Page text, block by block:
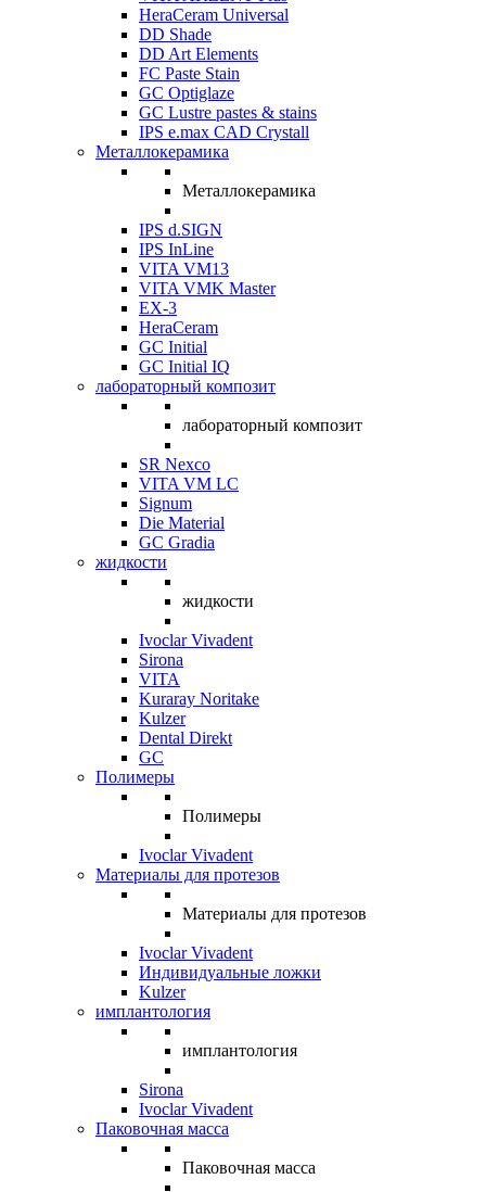
HeraCeram Universal
DD Shade
DD Art Elements
FC Paste Stain
GC Optiglaze
GC Lustre pastes & stains
IPS e.max CAD Crystall
Металлокерамика
Металлокерамика
IPS d.SIGN
IPS InLine
VITA VM13
VITA VMK Master
EX-3
HeraCeram
GC Initial
GC Initial IQ
лабораторный композит
лабораторный композит
SR Nexco
VITA VM LC
Signum
Die Material
GC Gradia
жидкости
жидкости
Ivoclar Vivadent
Sirona
VITA
Kuraray Noritake
Kulzer
Dental Direkt
GC
Полимеры
Полимеры
Ivoclar Vivadent
Материалы для протезов
Материалы для протезов
Ivoclar Vivadent
Индивидуальные ложки
Kulzer
имплантология
имплантология
Sirona
Ivoclar Vivadent
Паковочная масса
Паковочная масса